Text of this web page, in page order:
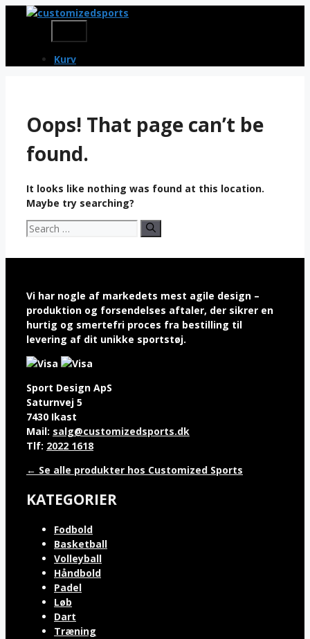
Kurv
Oops! That page can’t be
found.
It looks like nothing was found at this location.
Maybe try searching?
Search
for:
Vi har nogle af markedets mest agile design –
produktion og forsendelses aftaler, der sikrer en
hurtig og smertefri proces fra bestilling til
levering af dit unikke sportstøj.
Sport Design ApS
Saturnvej 5
7430 Ikast
Mail: salg@customizedsports.dk
Tlf: 2022 1618
← Se alle produkter hos Customized Sports
KATEGORIER
Fodbold
Basketball
Volleyball
Håndbold
Padel
Løb
Dart
Træning